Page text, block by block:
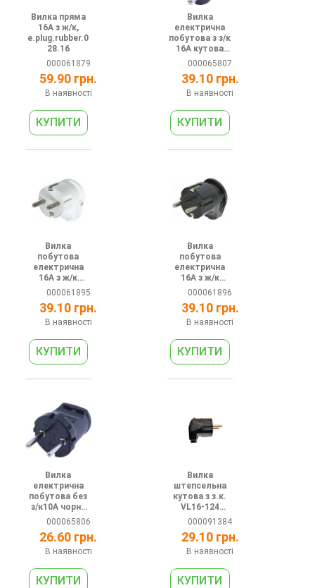
Вилка пряма
16А з ж/к,
e.plug.rubber.0
28.16
000061879
59.90 грн.
В наявності
Вилка
електрична
побутова з з/к
16А кутова
чорна з ручкою
6.16
000065807
39.10 грн.
В наявності
Вилка
побутова
електрична
16А з ж/к
кутова біла
7.16
000061895
39.10 грн.
В наявності
Вилка
побутова
електрична
16А з ж/к
кутова чорна
8.16
000061896
39.10 грн.
В наявності
Вилка
електрична
побутова без
з/к10А чорна
e.plug.002.10
000065806
26.60 грн.
В наявності
Вилка
штепсельна
кутова з з.к.
VL16-124
Marshel
000091384
29.10 грн.
В наявності